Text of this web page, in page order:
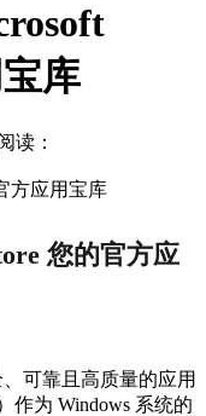
库
读：
您的官方应
可靠且高质量的应用
作为 Windows 系统的